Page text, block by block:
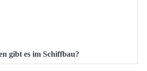
gibt es im Schiffbau?